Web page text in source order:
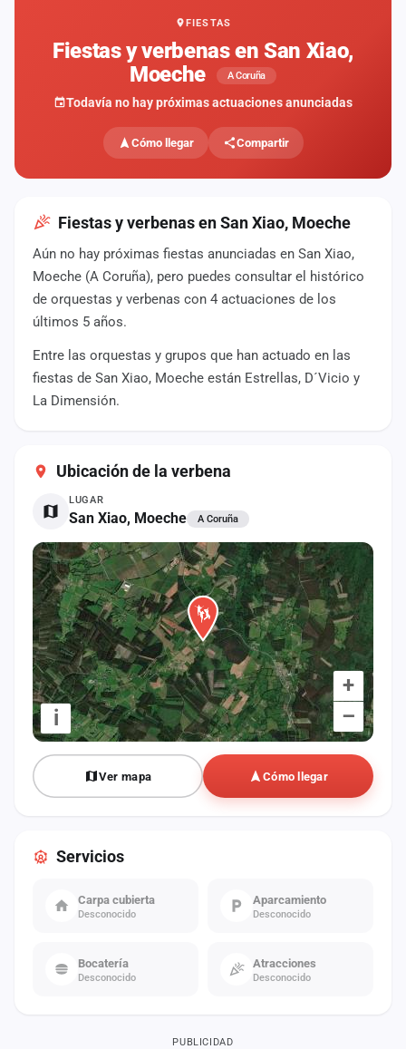
FIESTAS
Fiestas y verbenas en San Xiao,
Moeche
A Coruña
Todavía no hay próximas actuaciones anunciadas
Cómo llegar Compartir
Fiestas y verbenas en San Xiao, Moeche
Aún no hay próximas fiestas anunciadas en San Xiao,
Moeche (A Coruña), pero puedes consultar el histórico
de orquestas y verbenas con 4 actuaciones de los
últimos 5 años.
Entre las orquestas y grupos que han actuado en las
fiestas de San Xiao, Moeche están Estrellas, D´Vicio y
La Dimensión.
Ubicación de la verbena
LUGAR
San Xiao, Moeche A Coruña
+
–
i
Ver mapa Cómo llegar
Servicios
Carpa cubierta
Desconocido
Aparcamiento
Desconocido
Bocatería
Desconocido
Atracciones
Desconocido
PUBLICIDAD
fiestas
Componentes
Agencias
Rankings
Vídeos
Anuncios
Iniciar
sesión
Crear
Contacto